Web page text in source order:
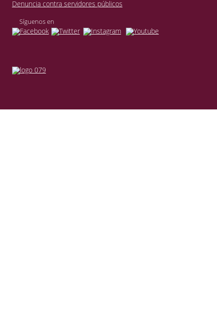
Denuncia contra servidores públicos
Síguenos en